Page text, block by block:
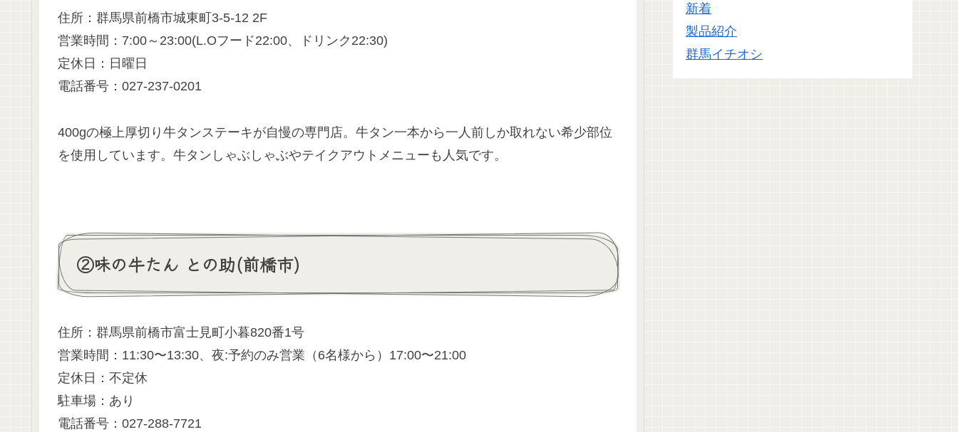
住所：群馬県前橋市城東町3-5-12 2F
営業時間：7:00～23:00(L.Oフード22:00、ドリンク22:30)
定休日：日曜日
電話番号：027-237-0201
400gの極上厚切り牛タンステーキが自慢の専門店。牛タン一本から一人前しか取れない希少部位
を使用しています。牛タンしゃぶしゃぶやテイクアウトメニューも人気です。
②味の牛たん との助(前橋市)
住所：群馬県前橋市富士見町小暮820番1号
営業時間：11:30〜13:30、夜:予約のみ営業（6名様から）17:00〜21:00
定休日：不定休
駐車場：あり
電話番号：027-288-7721
新着
製品紹介
群馬イチオシ